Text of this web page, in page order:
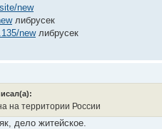
new
либрусек
newлибрусек
на территории России
дело житейское.